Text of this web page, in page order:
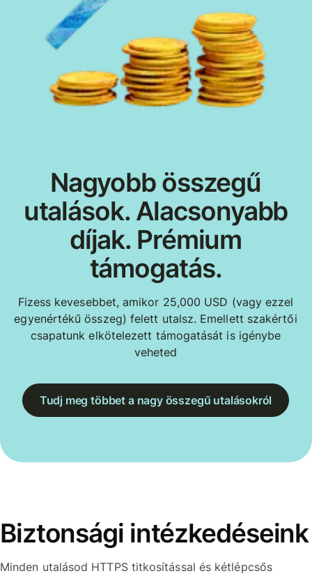
Nagyobb összegű
utalások. Alacsonyabb
díjak. Prémium
támogatás.
Fizess kevesebbet, amikor 25,000 USD (vagy ezzel
egyenértékű összeg) felett utalsz. Emellett szakértői
csapatunk elkötelezett támogatását is igénybe
veheted
Tudj meg többet a nagy összegű utalásokról
Biztonsági intézkedéseink
Minden utalásod HTTPS titkosítással és kétlépcsős